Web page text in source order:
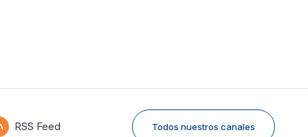
RSS Feed Todos nuestros canales